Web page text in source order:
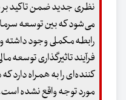
نظری جدید ضمن تاکید بر
می‌شود که بین توسعه
رابطه مکملی وجود داشته و
فرآیند تاثیرگذاری توسعه
کننده‌ای را به همراه دارد
مورد توجه واقع نشده است.